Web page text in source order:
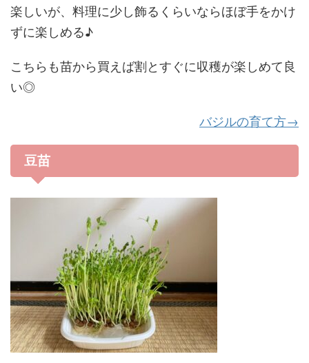
楽しいが、料理に少し飾るくらいならほぼ手をかけ
ずに楽しめる♪
こちらも苗から買えば割とすぐに収穫が楽しめて良
い◎
バジルの育て方→
豆苗